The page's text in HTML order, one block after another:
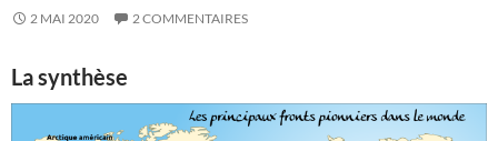
2 MAI 2020 2 COMMENTAIRES
La synthèse